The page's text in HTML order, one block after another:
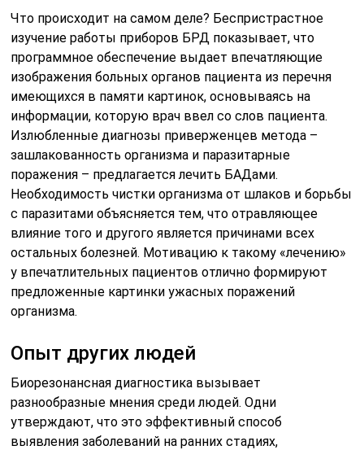
Что происходит на самом деле? Беспристрастное
изучение работы приборов БРД показывает, что
программное обеспечение выдает впечатляющие
изображения больных органов пациента из перечня
имеющихся в памяти картинок, основываясь на
информации, которую врач ввел со слов пациента.
Излюбленные диагнозы приверженцев метода –
зашлакованность организма и паразитарные
поражения – предлагается лечить БАДами.
Необходимость чистки организма от шлаков и борьбы
с паразитами объясняется тем, что отравляющее
влияние того и другого является причинами всех
остальных болезней. Мотивацию к такому «лечению»
у впечатлительных пациентов отлично формируют
предложенные картинки ужасных поражений
организма.
Опыт других людей
Биорезонансная диагностика вызывает
разнообразные мнения среди людей. Одни
утверждают, что это эффективный способ
выявления заболеваний на ранних стадиях,